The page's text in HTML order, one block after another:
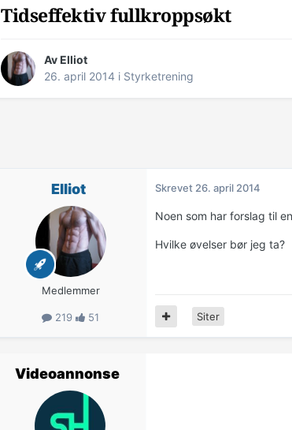
Tidseffektiv fullkroppsøkt
AvElliot
26. april 2014 i Styrketrening
Elliot
Medlemmer
219 51
Skrevet 26. april 2014
Noen som har forslag til
Hvilke øvelser bør jeg ta?
Siter
Videoannonse